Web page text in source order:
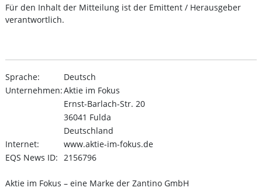
Für den Inhalt der Mitteilung ist der Emittent / Herausgeber
verantwortlich.
Sprache:
Deutsch
Unternehmen:Aktie im Fokus
Ernst-Barlach-Str. 20
36041 Fulda
Deutschland
Internet:
www.aktie-im-fokus.de
EQS News ID: 2156796
Aktie im Fokus – eine Marke der Zantino GmbH